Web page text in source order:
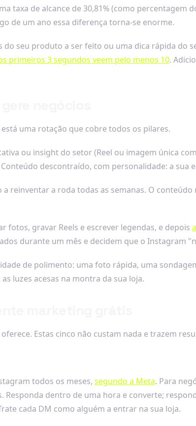
taxa de alcance de 30,81% (como percentagem
de um ano essa diferença torna-se enorme.
seu produto a ser feito ou uma dica rápida do
primeiros 3 segundos veem pelo menos 10.
uma rotação que cobre todos os pilares.
ou insight do setor (Reel ou imagem única
Conteúdo descontraído, com personalidade: a sua
reinventar a roda todas as semanas. O
fotos, gravar Reels e escrever legendas, e depois
durante um mês e decidem que o Instagram
de polimento: uma foto rápida, uma
luzes acesas na montra da sua loja.
Estas cinco não custam nada e trazem
todos os meses, segundo a Meta. Para
dentro de uma hora e converte;
cada DM como alguém a entrar na sua loja.